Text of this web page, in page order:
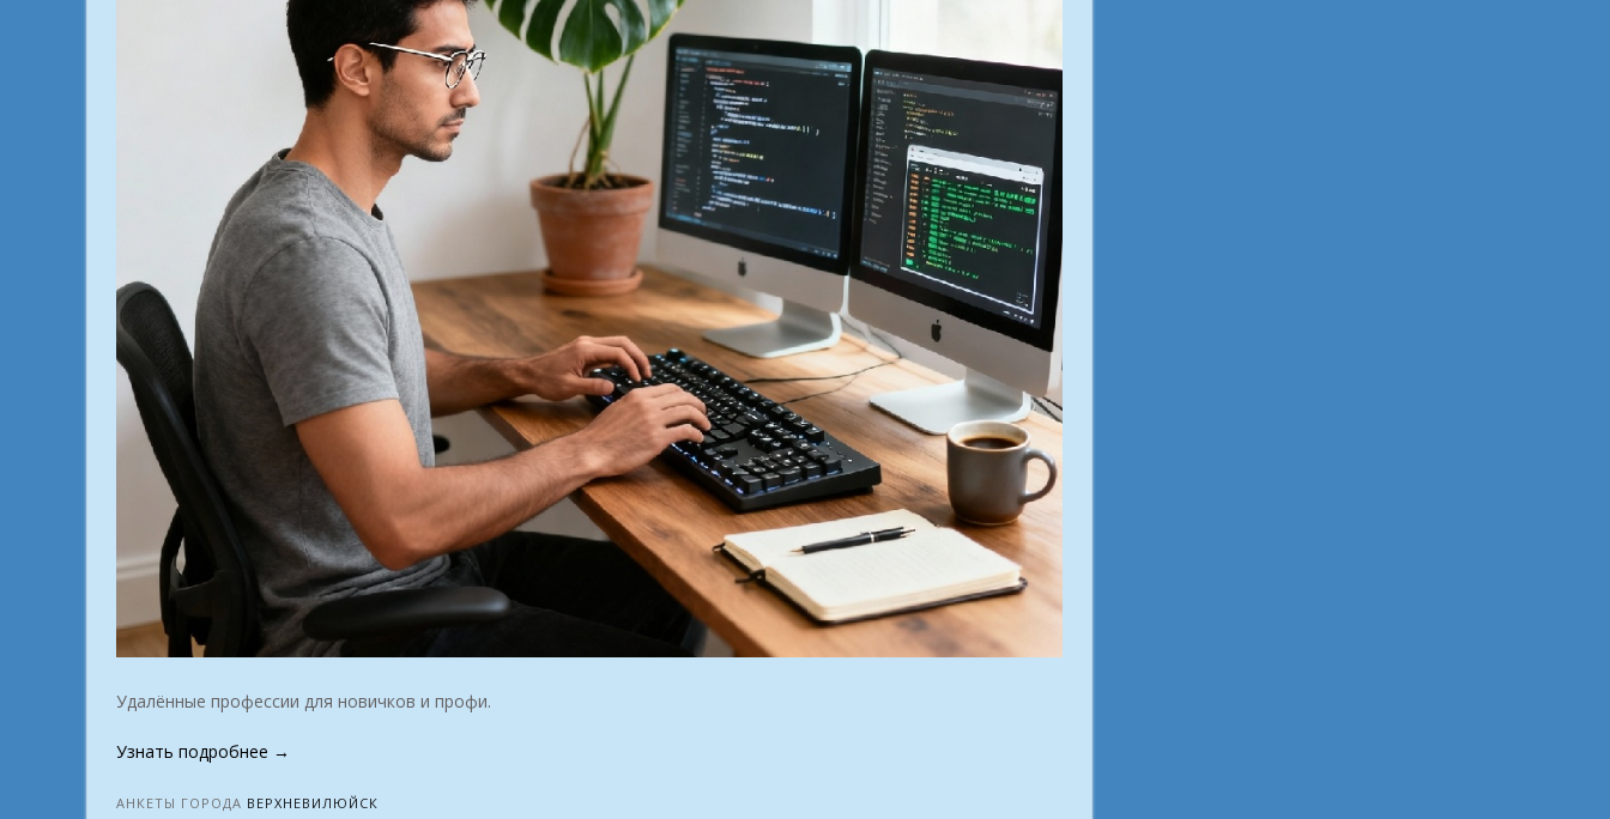
Удалённые профессии для новичков и профи.
Узнать подробнее «Если
тот
→
АНКЕТЫ ГОРОДА ВЕРХНЕВИЛЮЙСК